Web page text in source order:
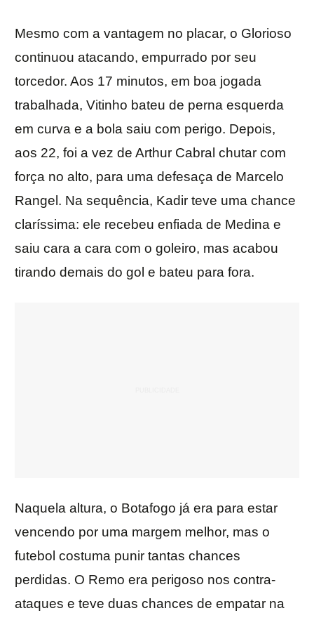
Mesmo com a vantagem no placar, o Glorioso
continuou atacando, empurrado por seu
torcedor. Aos 17 minutos, em boa jogada
trabalhada, Vitinho bateu de perna esquerda
em curva e a bola saiu com perigo. Depois,
aos 22, foi a vez de Arthur Cabral chutar com
força no alto, para uma defesaça de Marcelo
Rangel. Na sequência, Kadir teve uma chance
claríssima: ele recebeu enfiada de Medina e
saiu cara a cara com o goleiro, mas acabou
tirando demais do gol e bateu para fora.
Naquela altura, o Botafogo já era para estar
vencendo por uma margem melhor, mas o
futebol costuma punir tantas chances
perdidas. O Remo era perigoso nos contra-
ataques e teve duas chances de empatar na